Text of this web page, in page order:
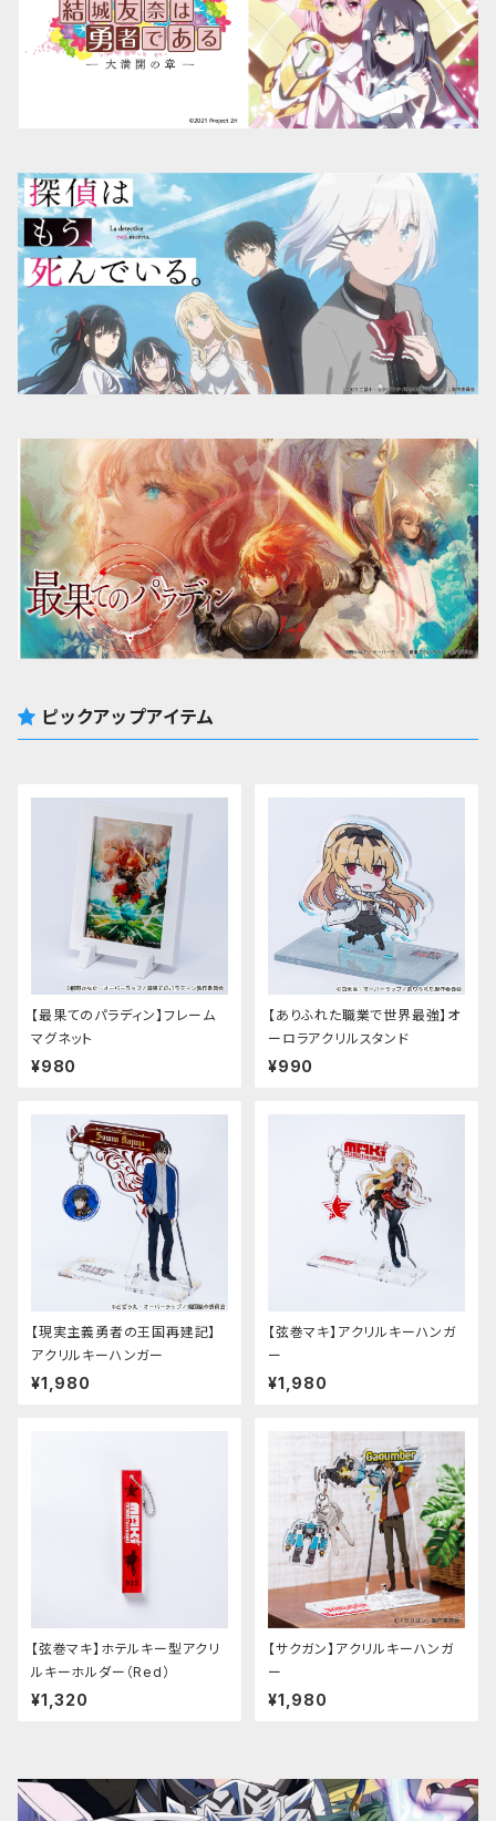
ピックアップアイテム
【最果てのパラディン】フレーム
マグネット
¥980
【ありふれた職業で世界最強】オ
ーロラアクリルスタンド
¥990
【現実主義勇者の王国再建記】
アクリルキーハンガー
¥1,980
【弦巻マキ】アクリルキーハンガ
ー
¥1,980
【弦巻マキ】ホテルキー型アクリ
ルキーホルダー（Red）
¥1,320
【サクガン】アクリルキーハンガ
ー
¥1,980